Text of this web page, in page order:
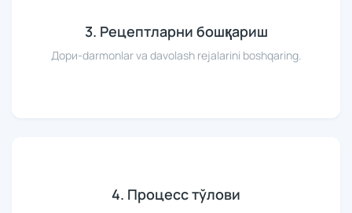
3. Рецептларни бошқариш
Дори-darmonlar va davolash rejalarini boshqaring.
4. Процесс тўлови